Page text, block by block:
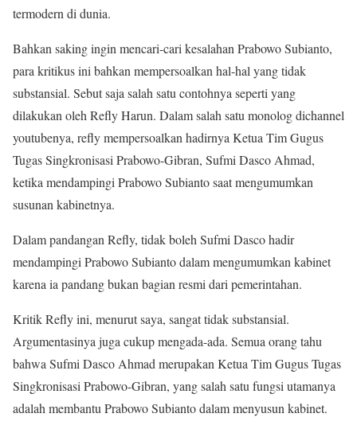
termodern di dunia.
Bahkan saking ingin mencari-cari kesalahan Prabowo Subianto,
para kritikus ini bahkan mempersoalkan hal-hal yang tidak
substansial. Sebut saja salah satu contohnya seperti yang
dilakukan oleh Refly Harun. Dalam salah satu monolog dichannel
youtubenya, refly mempersoalkan hadirnya Ketua Tim Gugus
Tugas Singkronisasi Prabowo-Gibran, Sufmi Dasco Ahmad,
ketika mendampingi Prabowo Subianto saat mengumumkan
susunan kabinetnya.
Dalam pandangan Refly, tidak boleh Sufmi Dasco hadir
mendampingi Prabowo Subianto dalam mengumumkan kabinet
karena ia pandang bukan bagian resmi dari pemerintahan.
Kritik Refly ini, menurut saya, sangat tidak substansial.
Argumentasinya juga cukup mengada-ada. Semua orang tahu
bahwa Sufmi Dasco Ahmad merupakan Ketua Tim Gugus Tugas
Singkronisasi Prabowo-Gibran, yang salah satu fungsi utamanya
adalah membantu Prabowo Subianto dalam menyusun kabinet.